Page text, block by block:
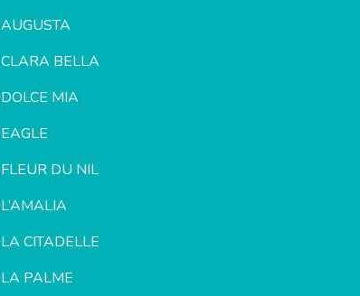
AUGUSTA
CLARA BELLA
DOLCE MIA
EAGLE
FLEUR DU NIL
L’AMALIA
LA CITADELLE
LA PALME